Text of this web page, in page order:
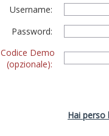
Username:
Password:
Codice Demo
(opzionale):
Hai perso